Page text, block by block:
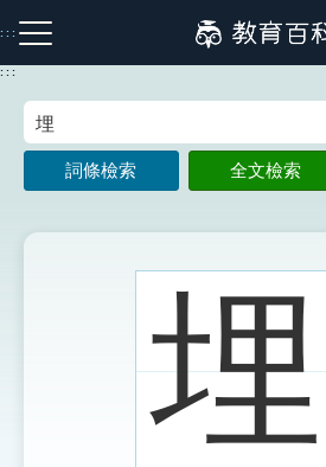
到
主
:::
注音索引圖示 筆畫索引圖示
:::
詞條檢索 全文檢索
埋